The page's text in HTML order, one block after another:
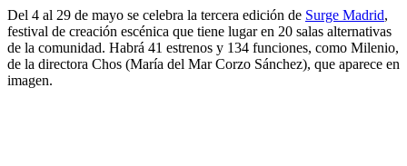
Del 4 al 29 de mayo se celebra la tercera edición de Surge Madrid,
festival de creación escénica que tiene lugar en 20 salas alternativas
de la comunidad. Habrá 41 estrenos y 134 funciones, como Milenio,
de la directora Chos (María del Mar Corzo Sánchez), que aparece en
imagen.